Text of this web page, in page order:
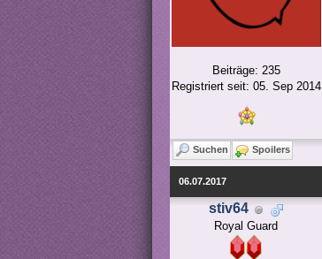
Beiträge: 235
Registriert seit: 05. Sep 2014
Suchen Spoilers
06.07.2017
stiv64
Royal Guard